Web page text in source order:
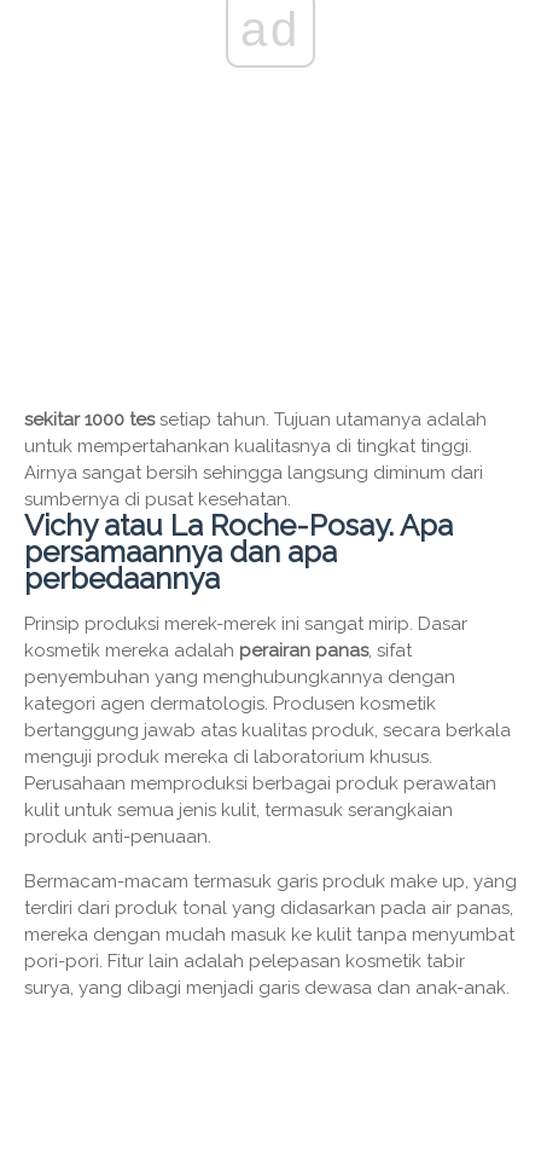
ad
sekitar 1000 tessetiap tahun. Tujuan utamanya adalah
untuk mempertahankan kualitasnya di tingkat tinggi.
Airnya sangat bersih sehingga langsung diminum dari
sumbernya di pusat kesehatan.
Vichy atau La Roche-Posay. Apa
persamaannya dan apa
perbedaannya
Prinsip produksi merek-merek ini sangat mirip. Dasar
kosmetik mereka adalah perairan panas, sifat
penyembuhan yang menghubungkannya dengan
kategori agen dermatologis. Produsen kosmetik
bertanggung jawab atas kualitas produk, secara berkala
menguji produk mereka di laboratorium khusus.
Perusahaan memproduksi berbagai produk perawatan
kulit untuk semua jenis kulit, termasuk serangkaian
produk anti-penuaan.
Bermacam-macam termasuk garis produk make up, yang
terdiri dari produk tonal yang didasarkan pada air panas,
mereka dengan mudah masuk ke kulit tanpa menyumbat
pori-pori. Fitur lain adalah pelepasan kosmetik tabir
surya, yang dibagi menjadi garis dewasa dan anak-anak.